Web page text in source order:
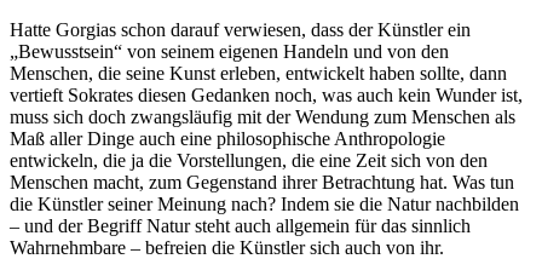
Hatte Gorgias schon darauf verwiesen, dass der Künstler ein
„Bewusstsein“ von seinem eigenen Handeln und von den
Menschen, die seine Kunst erleben, entwickelt haben sollte, dann
vertieft Sokrates diesen Gedanken noch, was auch kein Wunder ist,
muss sich doch zwangsläufig mit der Wendung zum Menschen als
Maß aller Dinge auch eine philosophische Anthropologie
entwickeln, die ja die Vorstellungen, die eine Zeit sich von den
Menschen macht, zum Gegenstand ihrer Betrachtung hat. Was tun
die Künstler seiner Meinung nach? Indem sie die Natur nachbilden
– und der Begriff Natur steht auch allgemein für das sinnlich
Wahrnehmbare – befreien die Künstler sich auch von ihr.